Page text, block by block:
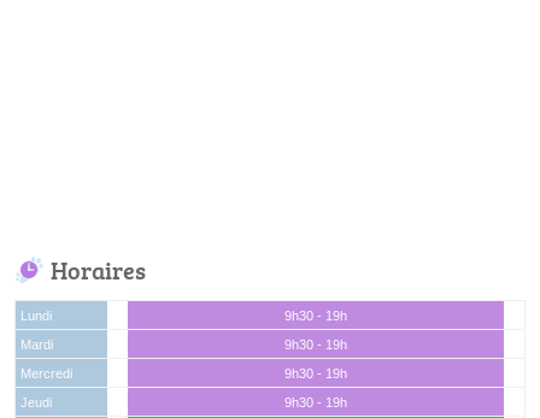
Horaires
Lundi
9h30 - 19h
Mardi
9h30 - 19h
Mercredi
9h30 - 19h
Jeudi
9h30 - 19h